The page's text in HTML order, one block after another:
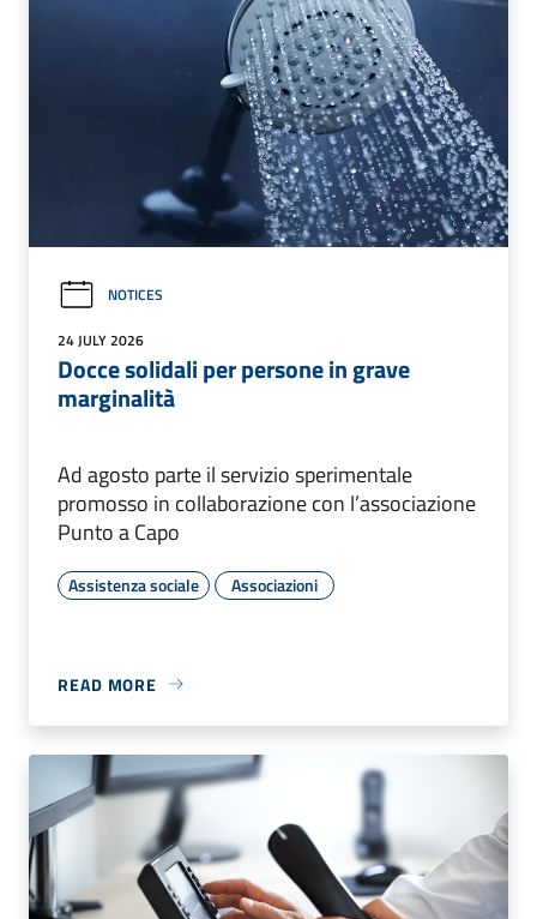
NOTICES
24 JULY 2026
Docce solidali per persone in grave
marginalità
Ad agosto parte il servizio sperimentale
promosso in collaborazione con l’associazione
Punto a Capo
Assistenza sociale Associazioni
READ MORE